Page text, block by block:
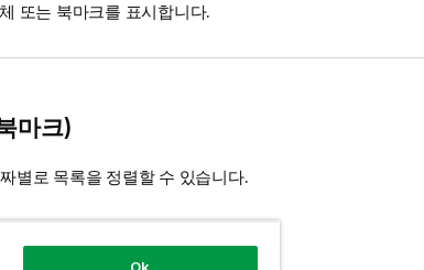
또는 북마크를 표시합니다.
마크)
별로 목록을 정렬할 수 있습니다.